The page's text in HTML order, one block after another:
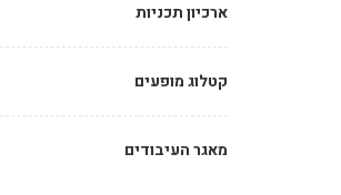
ארכיון תכניות
קטלוג מופעים
מאגר העיבודים